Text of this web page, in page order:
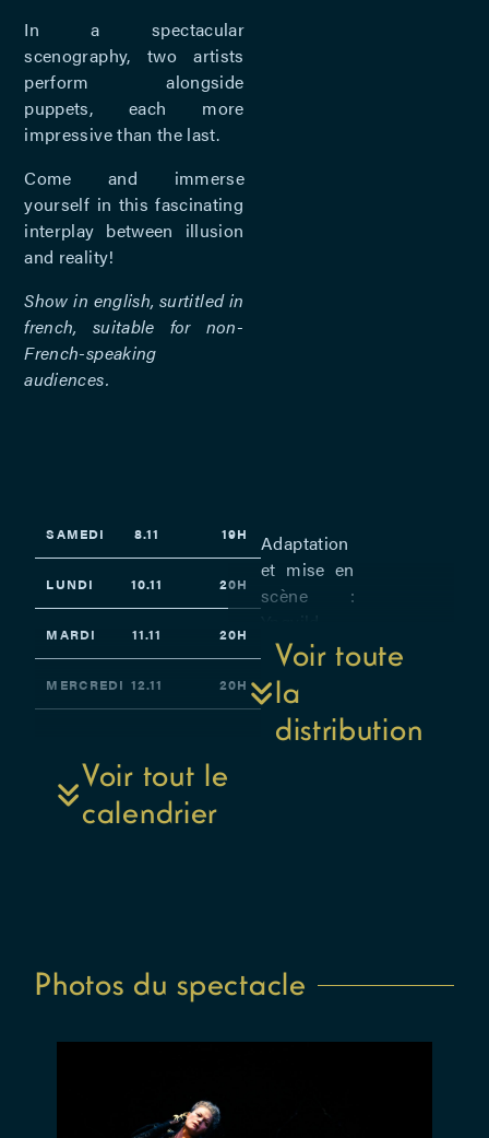
In a spectacular
scenography, two artists
perform alongside
puppets, each more
impressive than the last.
Come and immerse
yourself in this fascinating
interplay between illusion
and reality!
Show in english, surtitled in
french, suitable for non-
French-speaking
audiences.
Adaptation
et mise en
scène :
Aspeli et
Paola Rizza
– Avec
Maja
chorale :
Schill –
Voir toute
la
distribution
SAMEDI 8.11 19H
LUNDI 10.11 20H
MARDI 11.11 20H
MERCREDI 12.11 20H
VENDREDI 14.11 20H
Voir tout le
calendrier
Photos du spectacle